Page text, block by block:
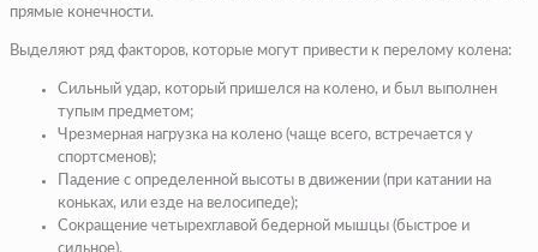
прямые конечности.
Выделяют ряд факторов, которые могут привести к перелому колена:
Сильный удар, который пришелся на колено, и был выполнен
тупым предметом;
Чрезмерная нагрузка на колено (чаще всего, встречается у
спортсменов);
Падение с определенной высоты в движении (при катании на
коньках, или езде на велосипеде);
Сокращение четырехглавой бедерной мышцы (быстрое и
сильное).